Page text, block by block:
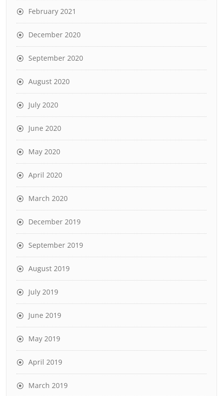
February 2021
December 2020
September 2020
August 2020
July 2020
June 2020
May 2020
April 2020
March 2020
December 2019
September 2019
August 2019
July 2019
June 2019
May 2019
April 2019
March 2019